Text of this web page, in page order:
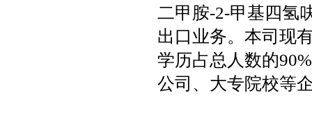
二甲胺-2-甲基四氢
出口业务。本司现
学历占总人数的
公司、大专院校等